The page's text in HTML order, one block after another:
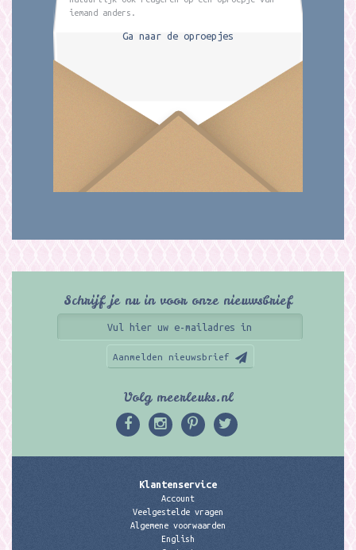
iemand anders.
Ga naar de oproepjes
Schrijf je nu in voor onze nieuwsbrief
Aanmelden nieuwsbrief
Volg meerleuks.nl
Klantenservice
Account
Veelgestelde vragen
Algemene voorwaarden
English